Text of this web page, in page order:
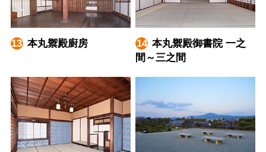
本丸禦殿廚房
本丸禦殿御書院 一之
間～三之間